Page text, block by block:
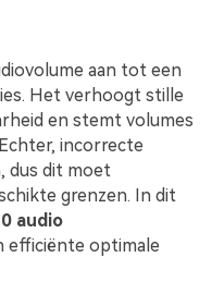
aan tot een
Het verhoogt stille
en stemt volumes
incorrecte
dus dit moet
grenzen. In dit
audio
efficiënte optimale